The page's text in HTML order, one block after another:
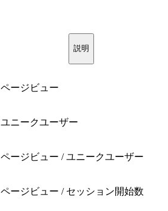
説明
ページビュー
ユニークユーザー
ページビュー / ユニークユーザー
ページビュー / セッション開始数